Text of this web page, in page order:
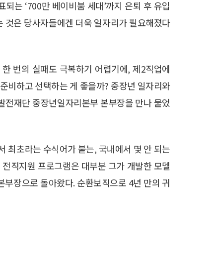
는 ‘700만 베이비붐 세대’까지 은퇴 후 유입
은 당사자들에겐 더욱 일자리가 필요해졌다
번의 실패도 극복하기 어렵기에, 제2직업에
비하고 선택하는 게 좋을까? 중장년 일자리와
재단 중장년일자리본부 본부장을 만나 물었
최초라는 수식어가 붙는, 국내에서 몇 안 되는
직지원 프로그램은 대부분 그가 개발한 모델
장으로 돌아왔다. 순환보직으로 4년 만의 귀